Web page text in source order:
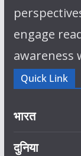
engage
awareness
Quick Link
भारत
दुनिया